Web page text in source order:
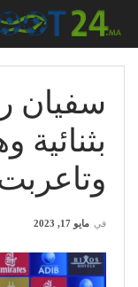
سفيان
في مايو 17, 2023